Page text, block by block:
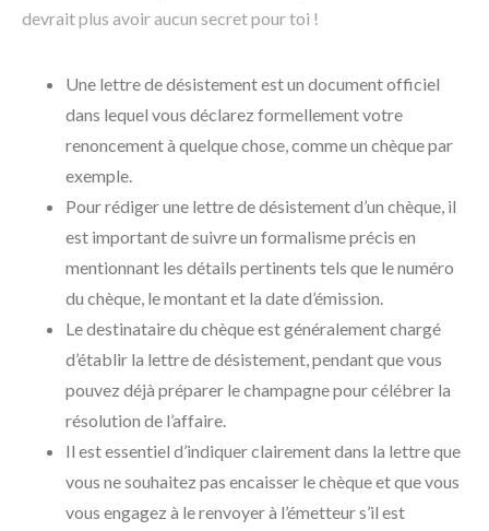
devrait plus avoir aucun secret pour toi !
Une lettre de désistement est un document officiel
dans lequel vous déclarez formellement votre
renoncement à quelque chose, comme un chèque par
exemple.
Pour rédiger une lettre de désistement d’un chèque, il
est important de suivre un formalisme précis en
mentionnant les détails pertinents tels que le numéro
du chèque, le montant et la date d’émission.
Le destinataire du chèque est généralement chargé
d’établir la lettre de désistement, pendant que vous
pouvez déjà préparer le champagne pour célébrer la
résolution de l’affaire.
Il est essentiel d’indiquer clairement dans la lettre que
vous ne souhaitez pas encaisser le chèque et que vous
vous engagez à le renvoyer à l’émetteur s’il est